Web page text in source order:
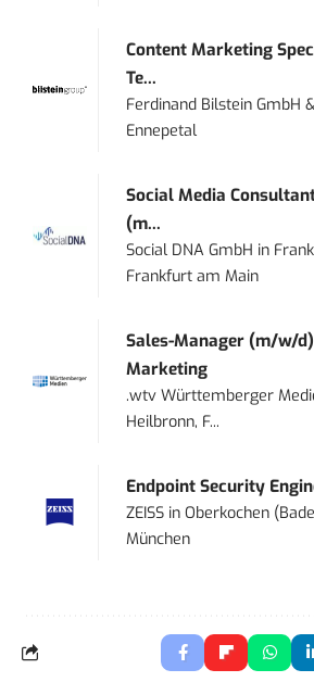
Content Marketing
Te...
Ferdinand Bilstein GmbH
Ennepetal
Social Media
(m...
Social DNA GmbH in
Frankfurt am Main
Sales-Manager (m/w/
Marketing
.wtv Württemberger
Heilbronn, F...
Endpoint Security
ZEISS inOberkochen
München